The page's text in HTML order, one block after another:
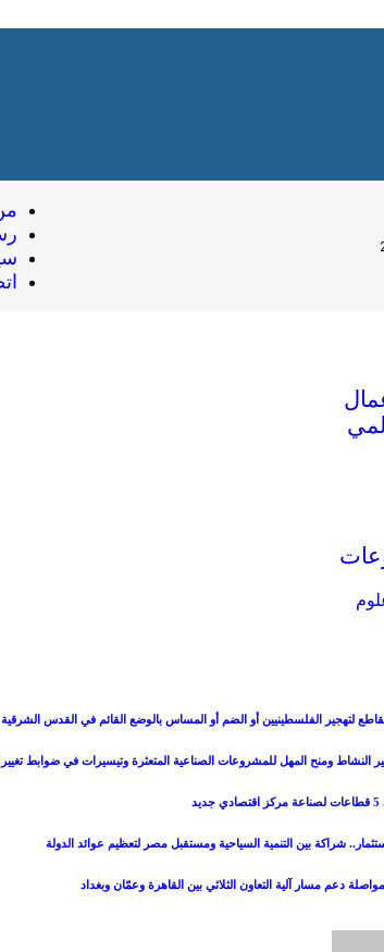
لتهجير الفلسطينيين أو الضم أو المساس بالوضع القائم في القدس الشرقية
النشاط ومنح المهل للمشروعات الصناعية المتعثرة وتيسيرات في ضوابط
شراكة بين التنمية السياحية ومستقبل مصر لتعظيم عوائد الدولة
دعم مسار آلية التعاون الثلاثي بين القاهرة وعمّان وبغداد